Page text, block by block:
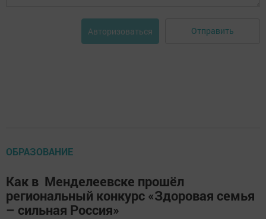
Авторизоваться Отправить
ОБРАЗОВАНИЕ
Как в Менделеевске прошёл
региональный конкурс «Здоровая семья
– сильная Россия»